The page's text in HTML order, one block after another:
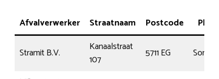
Afvalverwerker Straatnaam Postcode
Stramit B.V.
Kanaalstraat
107
5711 EG